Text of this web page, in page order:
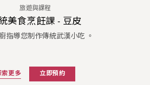
旅遊與課程
美食烹飪課 - 豆皮
指導您制作傳統武漢小吃 。
索更多 立即預約